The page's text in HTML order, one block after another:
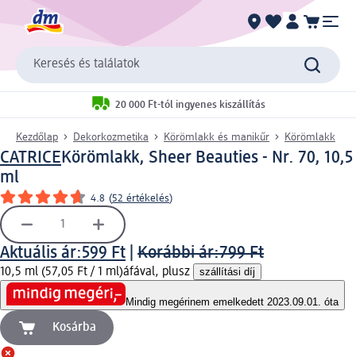
Keresés és találatok
20 000 Ft-tól ingyenes kiszállítás
Kezdőlap Dekorkozmetika Körömlakk és manikűr Körömlakk
CATRICE Körömlakk, Sheer Beauties - Nr. 70, 10,5
ml
4.8 (52 értékelés)
Aktuális ár:599 Ft Korábbi ár:799 Ft
10,5 ml (57,05 Ft / 1 ml)áfával, plusz szállítási díj
Mindig megérinem emelkedett 2023.09.01. óta
Kosárba